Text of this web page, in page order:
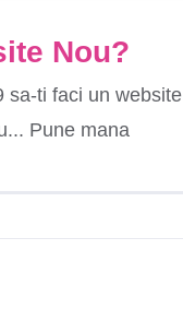
Nou?
sa-ti faci un website
Pune mana